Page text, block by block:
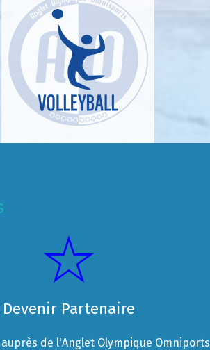
Devenir Partenaire
auprès de l'Anglet Olympique Omniports